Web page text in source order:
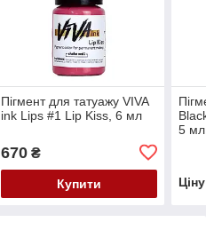
Пігмент для татуажу VIVA
ink Lips #1 Lip Kiss, 6 мл
670₴
Купити
5 мл